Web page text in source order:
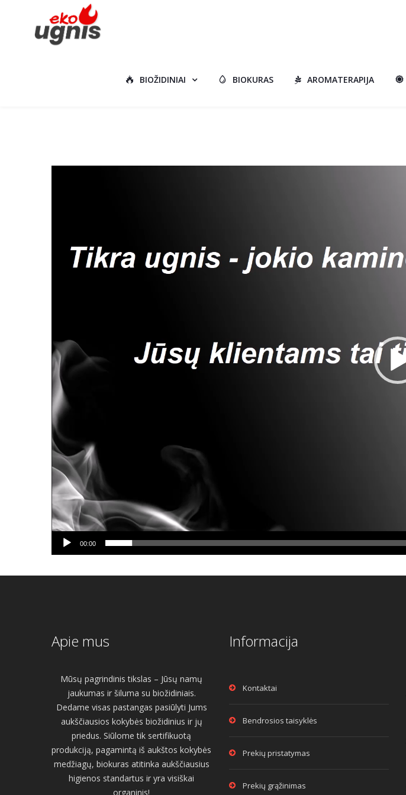
BIOŽIDINIAI BIOKURAS AROMATERAPIJA
00:00
Apie mus
Mūsų pagrindinis tikslas – Jūsų namų
jaukumas ir šiluma su biožidiniais.
Dedame visas pastangas pasiūlyti Jums
aukščiausios kokybės biožidinius ir jų
priedus. Siūlome tik sertifikuotą
produkciją, pagamintą iš aukštos kokybės
medžiagų, biokuras atitinka aukščiausius
higienos standartus ir yra visiškai
organinis!
Informacija
Kontaktai
Bendrosios taisyklės
Prekių pristatymas
Prekių grąžinimas